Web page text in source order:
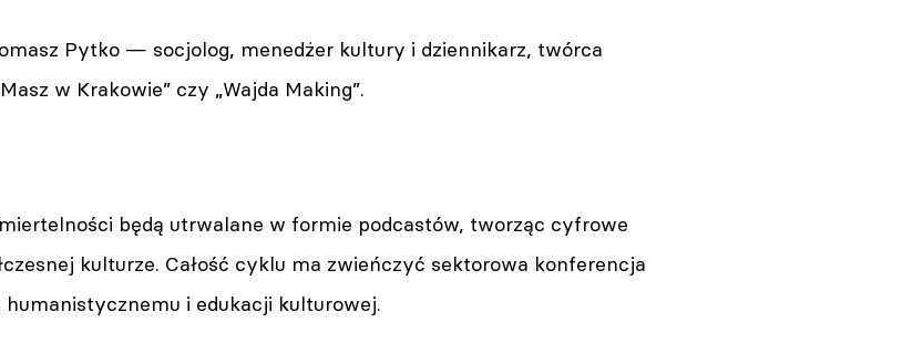
Pytko — socjolog, menedżer kultury i dziennikarz, twórca
w Krakowie” czy „Wajda Making”.
będą utrwalane w formie podcastów, tworząc cyfrowe
kulturze. Całość cyklu ma zwieńczyć sektorowa konferencja
humanistycznemu i edukacji kulturowej.